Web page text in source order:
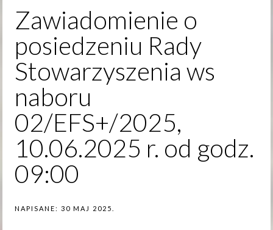
Zawiadomienie o
posiedzeniu Rady
Stowarzyszenia ws
naboru
02/EFS+/2025,
10.06.2025 r. od godz.
09:00
NAPISANE:30 MAJ 2025